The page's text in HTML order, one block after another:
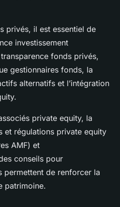
privés, il est essentiel de
investissement
fonds privés,
gestionnaires fonds, la
alternatifs et l’intégration
private equity, la
et régulations private equity
AMF) et
conseils pour
permettent de renforcer la
patrimoine.